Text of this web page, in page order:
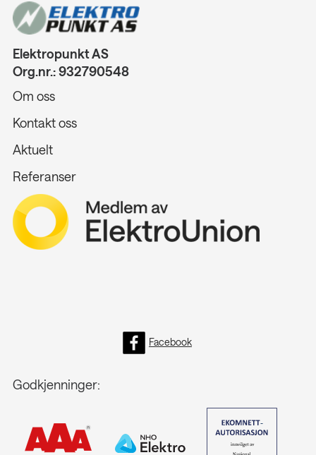
Elektropunkt AS
Org.nr.: 932790548
Om oss
Kontakt oss
Aktuelt
Referanser
Facebook
Godkjenninger: